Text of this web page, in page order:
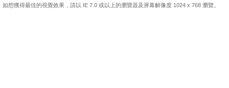
如想獲得最佳的視覺效果，請以 IE 7.0 或以上的瀏覽器及屏幕解像度 1024 x 768 瀏覽。